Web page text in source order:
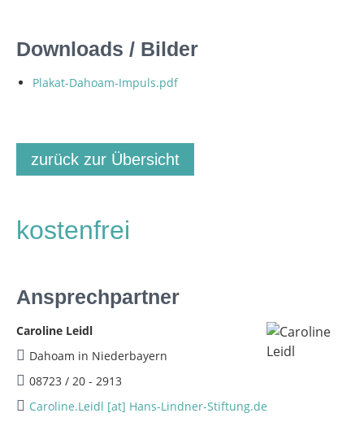
Downloads / Bilder
Plakat-Dahoam-Impuls.pdf
zurück zur Übersicht
kostenfrei
Ansprechpartner
Caroline Leidl
Dahoam in Niederbayern
08723 / 20 - 2913
Caroline.Leidl [at] Hans-Lindner-Stiftung.de